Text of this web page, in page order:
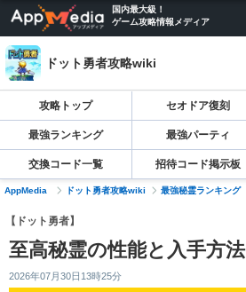
国内最大級！
ゲーム攻略情報メディア
ドット勇者攻略wiki
攻略トップ セオドア復刻
最強ランキング 最強パーティ
交換コード一覧 招待コード掲示板
AppMedia ドット勇者攻略wiki 最強秘霊ランキング
【ドット勇者】
至高秘霊の性能と入手方法
2026年07月30日13時25分